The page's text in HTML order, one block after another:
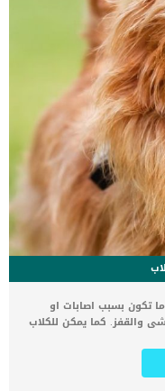
تكون بسبب اصابات او
والقفز. كما يمكن للكلاب
التقدمية عند الكلاب
للكلب وفى الحالات